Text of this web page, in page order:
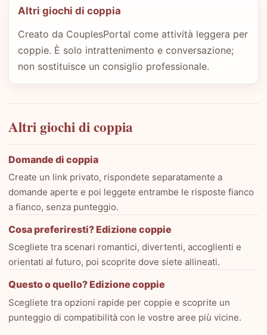
Altri giochi di coppia
Creato da CouplesPortal come attività leggera per
coppie. È solo intrattenimento e conversazione;
non sostituisce un consiglio professionale.
Altri giochi di coppia
Domande di coppia
Create un link privato, rispondete separatamente a
domande aperte e poi leggete entrambe le risposte fianco
a fianco, senza punteggio.
Cosa preferiresti? Edizione coppie
Scegliete tra scenari romantici, divertenti, accoglienti e
orientati al futuro, poi scoprite dove siete allineati.
Questo o quello? Edizione coppie
Scegliete tra opzioni rapide per coppie e scoprite un
punteggio di compatibilità con le vostre aree più vicine.